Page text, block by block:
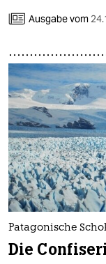
Ausgabe vom
Patagonische
Die